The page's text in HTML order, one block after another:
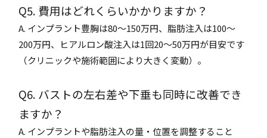
Q5. 費用はどれくらいかかりますか？
A. インプラント豊胸は80〜150万円、脂肪注入は100〜
200万円、ヒアルロン酸注入は1回20〜50万円が目安です
（クリニックや施術範囲により大きく変動）。
Q6. バストの左右差や下垂も同時に改善でき
ますか？
A. インプラントや脂肪注入の量・位置を調整すること